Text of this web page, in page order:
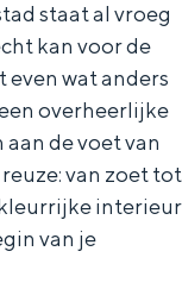
verleden.
staat al vroeg
kan voor de
even wat anders
overheerlijke
aan de voet van
reuze: van zoet tot
interieur
van je